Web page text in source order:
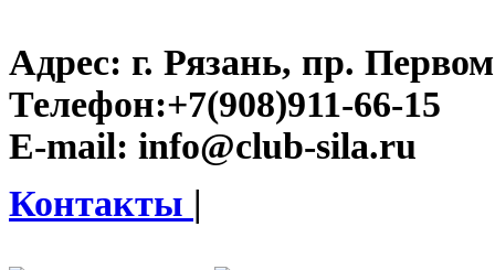
Адрес: г. Рязань, пр.
Телефон:+7(908)911-66-15
E-mail: info@club-sila.ru
Контакты |